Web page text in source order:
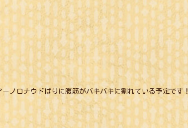
ノロナウドばりに腹筋がバキバキに割れている予定です！